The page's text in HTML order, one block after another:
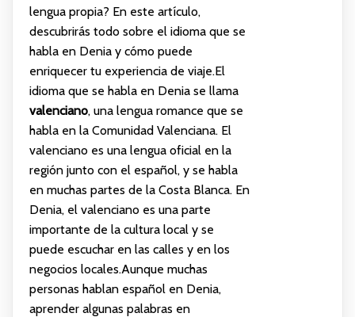
lengua propia? En este artículo,
descubrirás todo sobre el idioma que se
habla en Denia y cómo puede
enriquecer tu experiencia de viaje.El
idioma que se habla en Denia se llama
valenciano, una lengua romance que se
habla en la Comunidad Valenciana. El
valenciano es una lengua oficial en la
región junto con el español, y se habla
en muchas partes de la Costa Blanca. En
Denia, el valenciano es una parte
importante de la cultura local y se
puede escuchar en las calles y en los
negocios locales.Aunque muchas
personas hablan español en Denia,
aprender algunas palabras en